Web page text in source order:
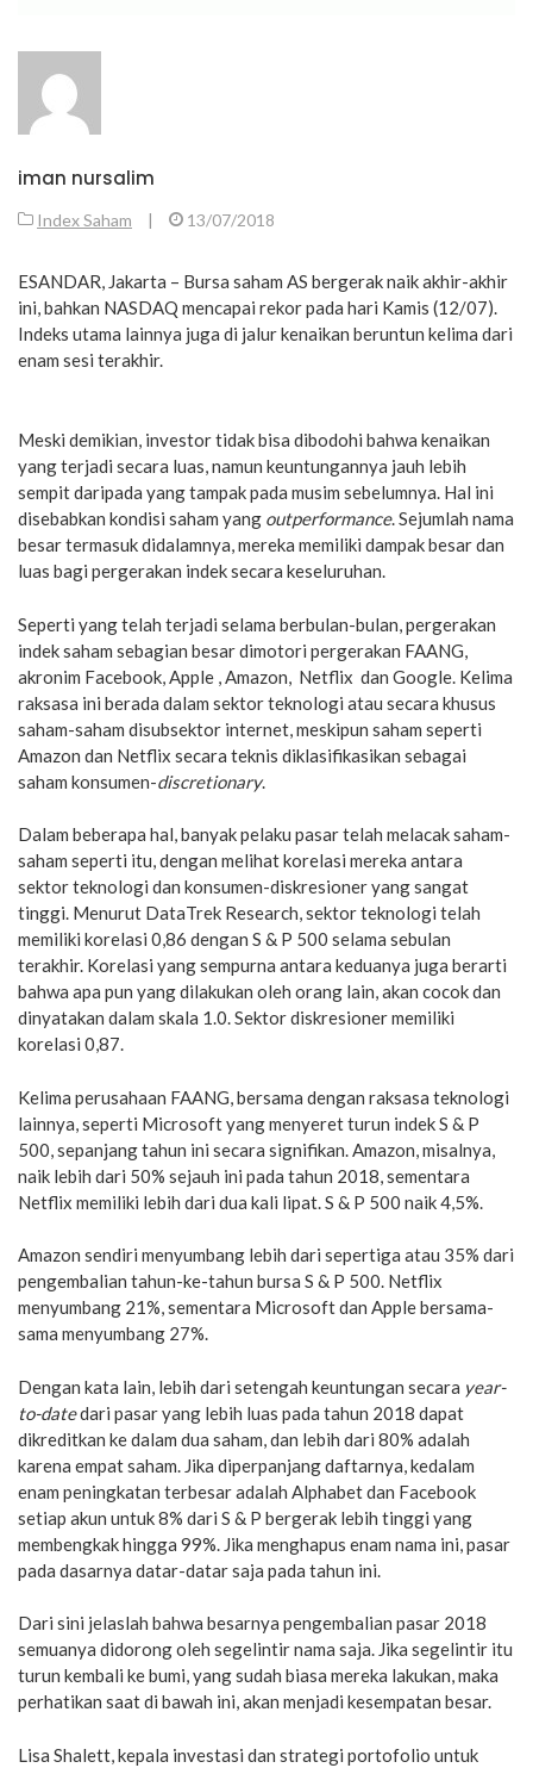
iman nursalim
Index Saham | 13/07/2018
ESANDAR, Jakarta – Bursa saham AS bergerak naik akhir-akhir
ini, bahkan NASDAQ mencapai rekor pada hari Kamis (12/07).
Indeks utama lainnya juga di jalur kenaikan beruntun kelima dari
enam sesi terakhir.
Meski demikian, investor tidak bisa dibodohi bahwa kenaikan
yang terjadi secara luas, namun keuntungannya jauh lebih
sempit daripada yang tampak pada musim sebelumnya. Hal ini
disebabkan kondisi saham yang outperformance. Sejumlah nama
besar termasuk didalamnya, mereka memiliki dampak besar dan
luas bagi pergerakan indek secara keseluruhan.
Seperti yang telah terjadi selama berbulan-bulan, pergerakan
indek saham sebagian besar dimotori pergerakan FAANG,
akronim Facebook, Apple , Amazon, Netflix dan Google. Kelima
raksasa ini berada dalam sektor teknologi atau secara khusus
saham-saham disubsektor internet, meskipun saham seperti
Amazon dan Netflix secara teknis diklasifikasikan sebagai
saham konsumen-discretionary.
Dalam beberapa hal, banyak pelaku pasar telah melacak saham-
saham seperti itu, dengan melihat korelasi mereka antara
sektor teknologi dan konsumen-diskresioner yang sangat
tinggi. Menurut DataTrek Research, sektor teknologi telah
memiliki korelasi 0,86 dengan S & P 500 selama sebulan
terakhir. Korelasi yang sempurna antara keduanya juga berarti
bahwa apa pun yang dilakukan oleh orang lain, akan cocok dan
dinyatakan dalam skala 1.0. Sektor diskresioner memiliki
korelasi 0,87.
Kelima perusahaan FAANG, bersama dengan raksasa teknologi
lainnya, seperti Microsoft yang menyeret turun indek S & P
500, sepanjang tahun ini secara signifikan. Amazon, misalnya,
naik lebih dari 50% sejauh ini pada tahun 2018, sementara
Netflix memiliki lebih dari dua kali lipat. S & P 500 naik 4,5%.
Amazon sendiri menyumbang lebih dari sepertiga atau 35% dari
pengembalian tahun-ke-tahun bursa S & P 500. Netflix
menyumbang 21%, sementara Microsoft dan Apple bersama-
sama menyumbang 27%.
Dengan kata lain, lebih dari setengah keuntungan secara year-
to-datedari pasar yang lebih luas pada tahun 2018 dapat
dikreditkan ke dalam dua saham, dan lebih dari 80% adalah
karena empat saham. Jika diperpanjang daftarnya, kedalam
enam peningkatan terbesar adalah ​​Alphabet dan Facebook
setiap akun untuk 8% dari S & P bergerak lebih tinggi yang
membengkak hingga 99%. Jika menghapus enam nama ini, pasar
pada dasarnya datar-datar saja pada tahun ini.
Dari sini jelaslah bahwa besarnya pengembalian pasar 2018
semuanya didorong oleh segelintir nama saja. Jika segelintir itu
turun kembali ke bumi, yang sudah biasa mereka lakukan, maka
perhatikan saat di bawah ini, akan menjadi kesempatan besar.
Lisa Shalett, kepala investasi dan strategi portofolio untuk